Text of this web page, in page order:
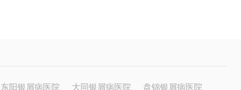
东阳银屑病医院 大同银屑病医院 盘锦银屑病医院